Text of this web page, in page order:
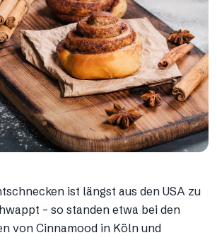
ist längst aus den USA zu
– so standen etwa bei den
von Cinnamood in Köln und